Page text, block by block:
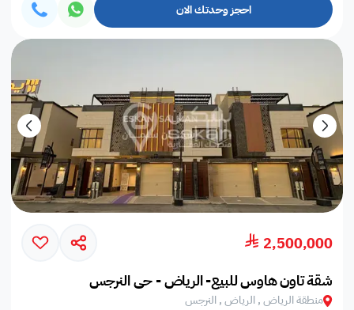
احجز وحدتك الان
2,500,000
شقة تاون هاوس للبيع- الرياض - حي النرجس
منطقة الرياض , الرياض , النرجس